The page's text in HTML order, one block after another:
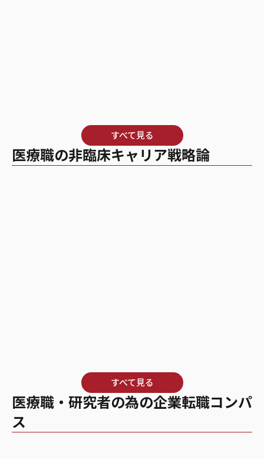
すべて見る
医療職の非臨床キャリア戦略論
すべて見る
医療職・研究者の為の企業転職コンパ
ス